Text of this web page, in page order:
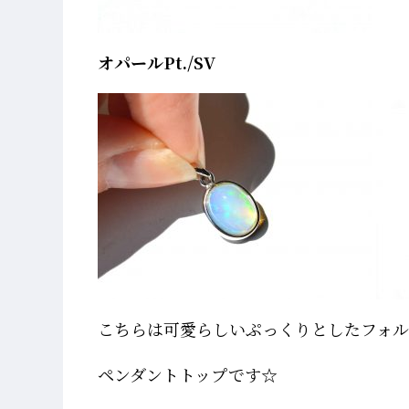
オパールPt./SV
こちらは可愛らしいぷっくりとしたフォ
ペンダントトップです☆